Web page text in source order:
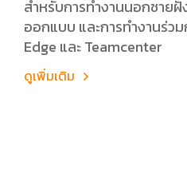
สำหรับการทำงานนอกชาย
ออกแบบ และการทำงานร่ว
Edge และ Teamcenter
ดูเพิ่มเติม